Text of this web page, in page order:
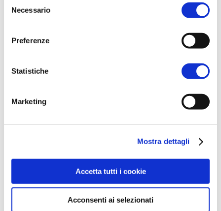
delNecessario
Preferenze
Statistiche
Marketing
Mostra dettagli
Accetta tutti i cookie
Acconsenti ai selezionati